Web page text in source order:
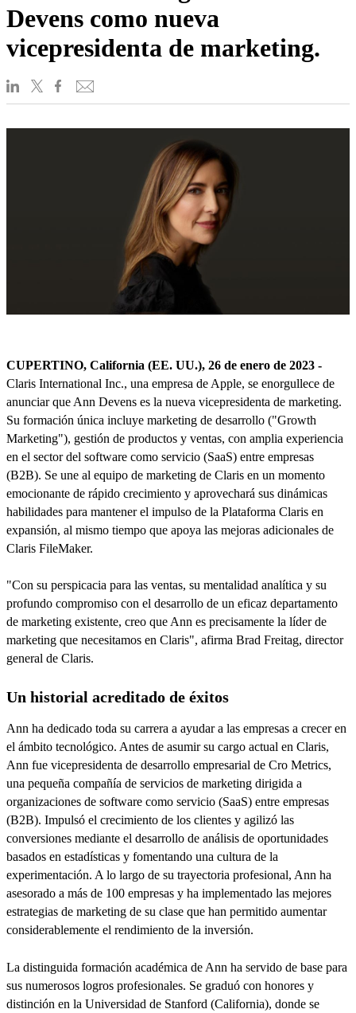
Devens como nueva
vicepresidenta de marketing.
CUPERTINO, California (EE. UU.), 26 de enero de 2023 -
Claris International Inc., una empresa de Apple, se enorgullece de
anunciar que Ann Devens es la nueva vicepresidenta de marketing.
Su formación única incluye marketing de desarrollo ("Growth
Marketing"), gestión de productos y ventas, con amplia experiencia
en el sector del software como servicio (SaaS) entre empresas
(B2B). Se une al equipo de marketing de Claris en un momento
emocionante de rápido crecimiento y aprovechará sus dinámicas
habilidades para mantener el impulso de la Plataforma Claris en
expansión, al mismo tiempo que apoya las mejoras adicionales de
Claris FileMaker.
"Con su perspicacia para las ventas, su mentalidad analítica y su
profundo compromiso con el desarrollo de un eficaz departamento
de marketing existente, creo que Ann es precisamente la líder de
marketing que necesitamos en Claris", afirma Brad Freitag, director
general de Claris.
Un historial acreditado de éxitos
Ann ha dedicado toda su carrera a ayudar a las empresas a crecer en
el ámbito tecnológico. Antes de asumir su cargo actual en Claris,
Ann fue vicepresidenta de desarrollo empresarial de Cro Metrics,
una pequeña compañía de servicios de marketing dirigida a
organizaciones de software como servicio (SaaS) entre empresas
(B2B). Impulsó el crecimiento de los clientes y agilizó las
conversiones mediante el desarrollo de análisis de oportunidades
basados en estadísticas y fomentando una cultura de la
experimentación. A lo largo de su trayectoria profesional, Ann ha
asesorado a más de 100 empresas y ha implementado las mejores
estrategias de marketing de su clase que han permitido aumentar
considerablemente el rendimiento de la inversión.
La distinguida formación académica de Ann ha servido de base para
sus numerosos logros profesionales. Se graduó con honores y
distinción en la Universidad de Stanford (California), donde se